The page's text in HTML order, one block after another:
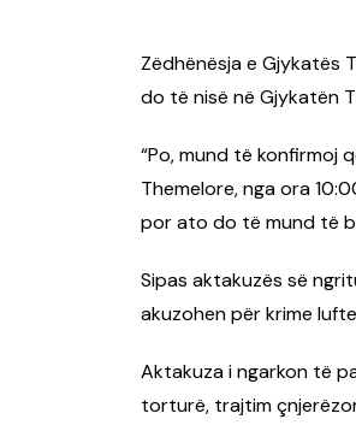
Zëdhënësja e Gjykatës
do të nisë në Gjykatën
“Po, mund të konfirmoj
Themelore, nga ora
por ato do të mund të
Sipas aktakuzës së
akuzohen për krime
Aktakuza i ngarkon të
torturë, trajtim